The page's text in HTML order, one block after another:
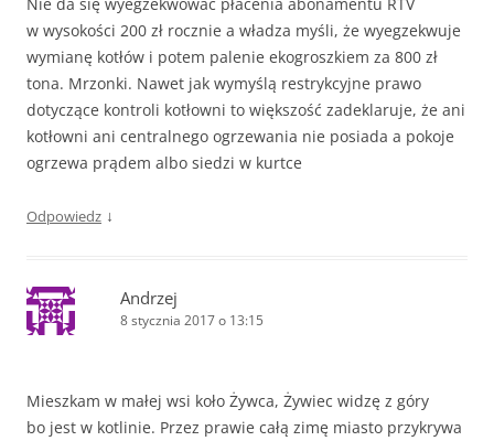
w wysokości 200 zł rocznie a władza myśli, że wyegzekwuje
wymianę kotłów i potem palenie ekogroszkiem za 800 zł
tona. Mrzonki. Nawet jak wymyślą restrykcyjne prawo
dotyczące kontroli kotłowni to większość zadeklaruje, że ani
kotłowni ani centralnego ogrzewania nie posiada a pokoje
ogrzewa prądem albo siedzi w kurtce
Odpowiedz ↓
Andrzej
8 stycznia 2017 o 13:15
Mieszkam w małej wsi koło Żywca, Żywiec widzę z góry
bo jest w kotlinie. Przez prawie całą zimę miasto przykrywa